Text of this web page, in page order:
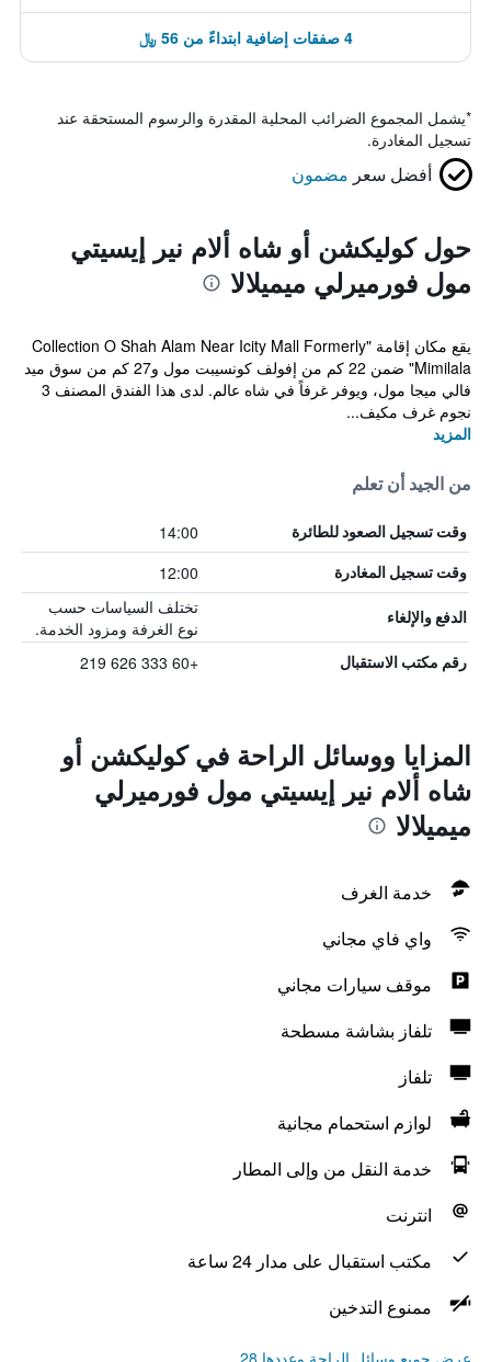
4 صفقات إضافية ابتداءً من 56 ﷼
*يشمل المجموع الضرائب المحلية المقدرة والرسوم المستحقة عند
تسجيل المغادرة.
أفضل سعر مضمون
حول كوليكشن أو شاه ألام نير إيسيتي
مول فورميرلي ميميلالا
يقع مكان إقامة "Collection O Shah Alam Near Icity Mall Formerly
Mimilala" ضمن 22 كم من إفولف كونسيبت مول و27 كم من سوق ميد
فالي ميجا مول، ويوفر غرفاً في شاه عالم. لدى هذا الفندق المصنف 3
نجوم غرف مكيف...
المزيد
من الجيد أن تعلم
وقت تسجيل الصعود للطائرة 14:00
وقت تسجيل المغادرة 12:00
الدفع والإلغاء
تختلف السياسات حسب
نوع الغرفة ومزود الخدمة.
رقم مكتب الاستقبال +60 333 626 219
المزايا ووسائل الراحة في كوليكشن أو
شاه ألام نير إيسيتي مول فورميرلي
ميميلالا
خدمة الغرف
واي فاي مجاني
موقف سيارات مجاني
تلفاز بشاشة مسطحة
تلفاز
لوازم استحمام مجانية
خدمة النقل من وإلى المطار
انترنت
مكتب استقبال على مدار 24 ساعة
ممنوع التدخين
عرض جميع وسائل الراحة وعددها 28